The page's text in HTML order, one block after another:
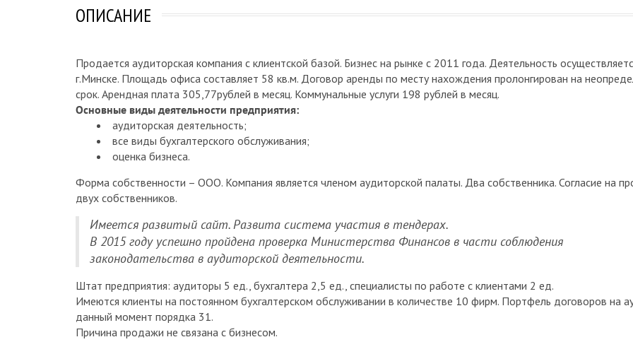
ОПИСАНИЕ
Продается аудиторская компания с клиентской базой. Бизнес на рынке с 2011 года. Деятельность
г.Минске. Площадь офиса составляет 58 кв.м. Договор аренды по месту нахождения пролонгирован на
срок. Арендная плата 305,77рублей в месяц. Коммунальные услуги 198 рублей в месяц.
Основные виды деятельности предприятия:
аудиторская деятельность;
все виды бухгалтерского обслуживания;
оценка бизнеса.
Форма собственности – ООО. Компания является членом аудиторской палаты. Два собственника. Согласие на
двух собственников.
Имеется развитый сайт. Развита система участия в тендерах.
В 2015 году успешно пройдена проверка Министерства Финансов в части соблюдения
законодательства в аудиторской деятельности.
Штат предприятия: аудиторы 5 ед., бухгалтера 2,5 ед., специалисты по работе с клиентами 2 ед.
Имеются клиенты на постоянном бухгалтерском обслуживании в количестве 10 фирм. Портфель договоров на
данный момент порядка 31.
Причина продажи не связана с бизнесом.